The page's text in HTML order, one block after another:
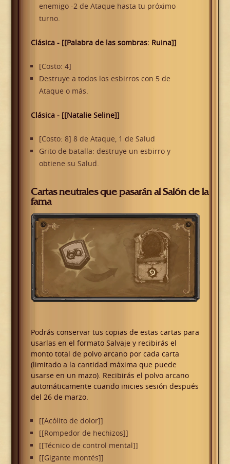
enemigo -2 de Ataque hasta tu próximo
turno.
Clásica - [[Palabra de las sombras: Ruina]]
[Costo: 4]
Destruye a todos los esbirros con 5 de
Ataque o más.
Clásica - [[Natalie Seline]]
[Costo: 8] 8 de Ataque, 1 de Salud
Grito de batalla: destruye un esbirro y
obtiene su Salud.
Cartas neutrales que pasarán al Salón de la
fama
Podrás conservar tus copias de estas cartas para
usarlas en el formato Salvaje y recibirás el
monto total de polvo arcano por cada carta
(limitado a la cantidad máxima que puede
usarse en un mazo). Recibirás el polvo arcano
automáticamente cuando inicies sesión después
del 26 de marzo.
[[Acólito de dolor]]
[[Rompedor de hechizos]]
[[Técnico de control mental]]
[[Gigante montés]]